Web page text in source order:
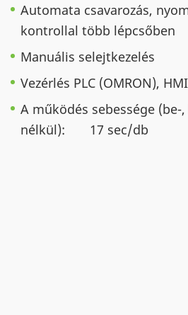
Automata csavarozás,
kontrollal több lépcsőben
Manuális selejtkezelés
Vezérlés PLC (OMRON),
A működés sebessége (be-
nélkül): 17 sec/db